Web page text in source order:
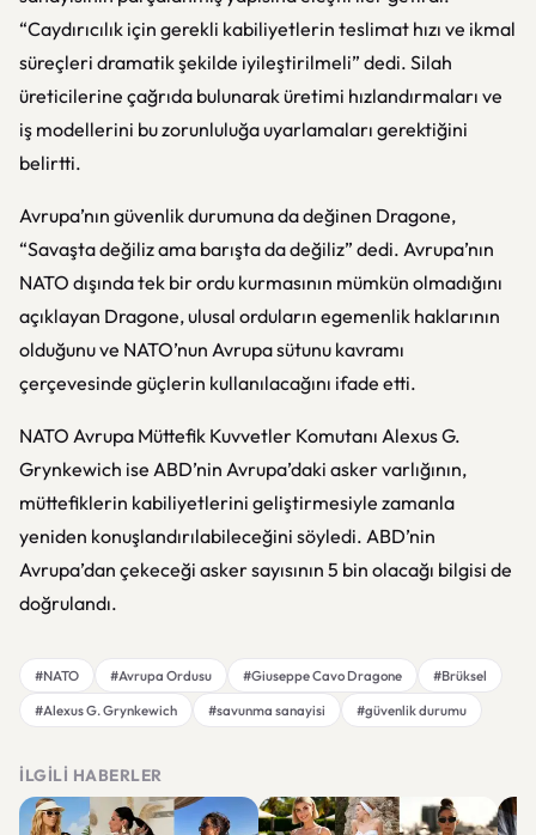
“Caydırıcılık için gerekli kabiliyetlerin teslimat hızı ve ikmal
süreçleri dramatik şekilde iyileştirilmeli” dedi. Silah
üreticilerine çağrıda bulunarak üretimi hızlandırmaları ve
iş modellerini bu zorunluluğa uyarlamaları gerektiğini
belirtti.
Avrupa’nın güvenlik durumuna da değinen Dragone,
“Savaşta değiliz ama barışta da değiliz” dedi. Avrupa’nın
NATO dışında tek bir ordu kurmasının mümkün olmadığını
açıklayan Dragone, ulusal orduların egemenlik haklarının
olduğunu ve NATO’nun Avrupa sütunu kavramı
çerçevesinde güçlerin kullanılacağını ifade etti.
NATO Avrupa Müttefik Kuvvetler Komutanı Alexus G.
Grynkewich ise ABD’nin Avrupa’daki asker varlığının,
müttefiklerin kabiliyetlerini geliştirmesiyle zamanla
yeniden konuşlandırılabileceğini söyledi. ABD’nin
Avrupa’dan çekeceği asker sayısının 5 bin olacağı bilgisi de
doğrulandı.
#NATO #Avrupa Ordusu #Giuseppe Cavo Dragone
#Brüksel
#Alexus G. Grynkewich
#savunma sanayisi #güvenlik durumu
İLGILI HABERLER